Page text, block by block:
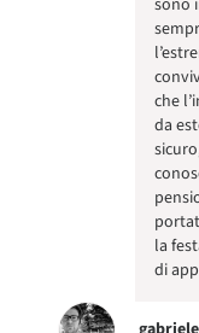
che
da
la
di